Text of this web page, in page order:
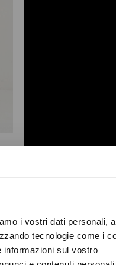
i vostri dati personali,
tecnologie come i
informazioni sul vostro
Close
OUR